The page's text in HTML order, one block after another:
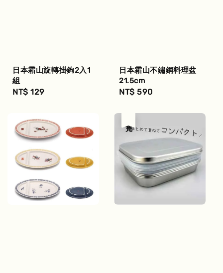
日本霜山旋轉掛鉤2入1
組
Regular
NT$ 129
日本霜山不鏽鋼料理盆
21.5cm
Regular
NT$ 590